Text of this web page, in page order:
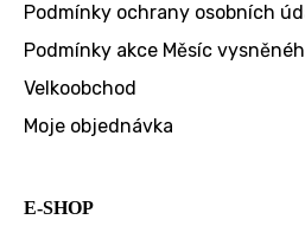
Podmínky ochrany osobních
Podmínky akce Měsíc
Velkoobchod
Moje objednávka
E-SHOP